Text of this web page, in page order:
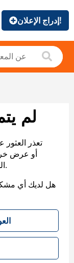
إدراج الإعلان!
لم
تعذر
الخاصة بنا لمساعدتك في العثور على ما تريد.
هل لديك أي